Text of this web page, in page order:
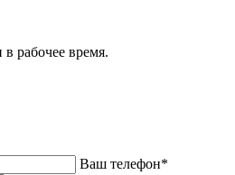
рабочее время.
Ваш телефон*